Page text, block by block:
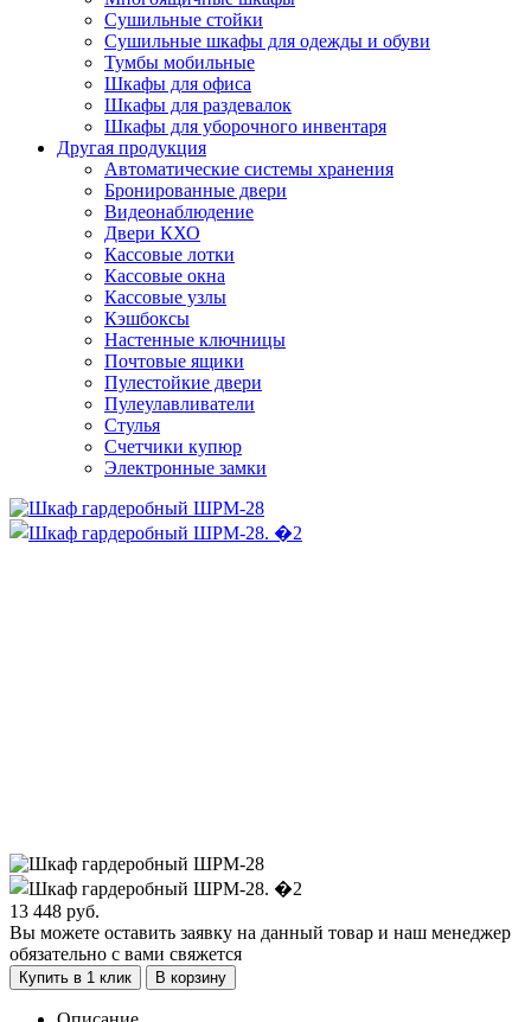
Сушильные стойки
Сушильные шкафы для одежды и обуви
Тумбы мобильные
Шкафы для офиса
Шкафы для раздевалок
Шкафы для уборочного инвентаря
Другая продукция
Автоматические системы хранения
Бронированные двери
Видеонаблюдение
Двери КХО
Кассовые лотки
Кассовые окна
Кассовые узлы
Кэшбоксы
Настенные ключницы
Почтовые ящики
Пулестойкие двери
Пулеулавливатели
Стулья
Счетчики купюр
Электронные замки
13 448 руб.
Вы можете оставить заявку на данный товар и наш менеджер
обязательно с вами свяжется
Купить в 1 клик В корзину